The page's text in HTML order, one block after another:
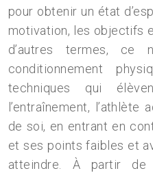
pour obtenir un état
motivation, les objectifs
d’autres termes, ce
conditionnement
techniques qui
l’entraînement, l’athlète
de soi, en entrant en
et ses points faibles et
atteindre. À partir